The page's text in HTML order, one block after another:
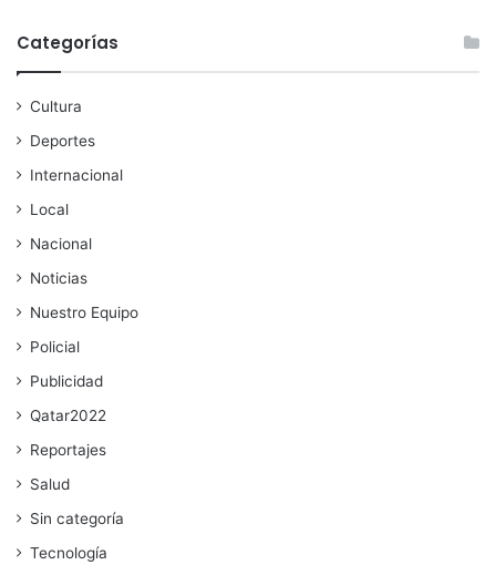
Categorías
Cultura
Deportes
Internacional
Local
Nacional
Noticias
Nuestro Equipo
Policial
Publicidad
Qatar2022
Reportajes
Salud
Sin categoría
Tecnología